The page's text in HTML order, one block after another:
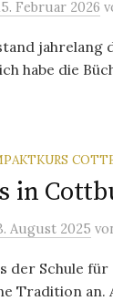
Februar 2026
habe die
in
August 2025
der Schule
Tradition an.